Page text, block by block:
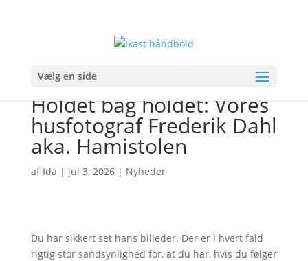
Vælg en side
Holdet bag holdet: Vores
husfotograf Frederik Dahl
aka. Hamistolen
af Ida | jul 3, 2026| Nyheder
Du har sikkert set hans billeder. Der er i hvert fald
rigtig stor sandsynlighed for, at du har, hvis du følger